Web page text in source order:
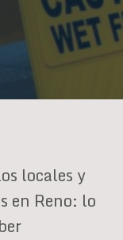
locales y
en Reno: lo